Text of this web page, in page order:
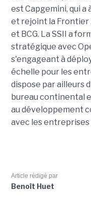
est Capgemini, qui a
et rejoint la Frontier
et BCG. La SSII a
stratégique avec
s'engageant à
échelle pour les
dispose par ailleurs
bureau continental
au développement
avec les entreprises
Article rédigé par
Benoît Huet